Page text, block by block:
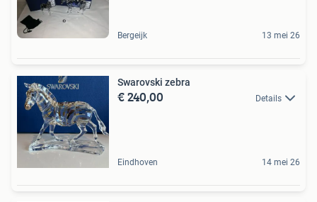
Bergeijk 13 mei 26
Swarovski zebra
€ 240,00 Details
Eindhoven 14 mei 26